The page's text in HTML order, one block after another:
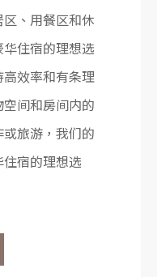
、用餐区和休
住宿的理想选
效率和有条理
间和房间内的
旅游，我们的
宿的理想选